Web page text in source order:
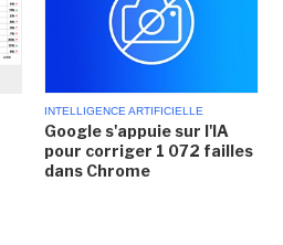
INTELLIGENCE ARTIFICIELLE
Google s'appuie sur l'IA
pour corriger 1 072 failles
dans Chrome